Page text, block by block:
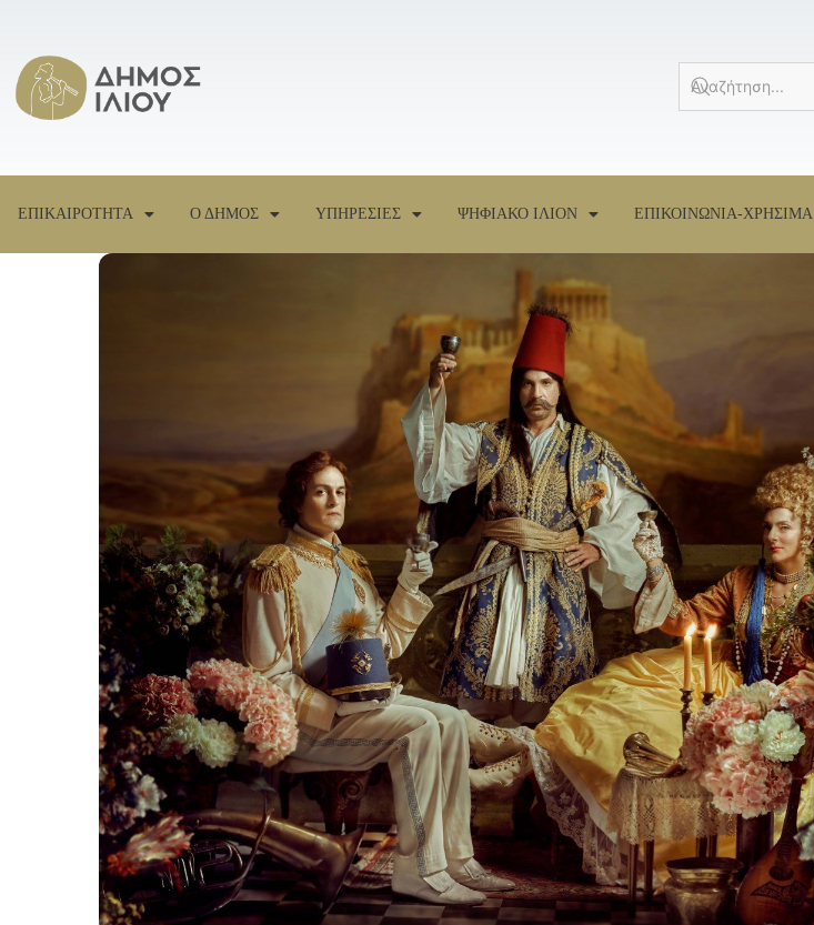
ΕΠΙΚΑΙΡΟΤΗΤΑ Ο ΔΗΜΟΣ ΥΠΗΡΕΣΙΕΣ ΨΗΦΙΑΚΟ ΙΛΙΟΝ ΕΠΙΚΟΙΝΩΝΙΑ-ΧΡΗΣΙΜΑ